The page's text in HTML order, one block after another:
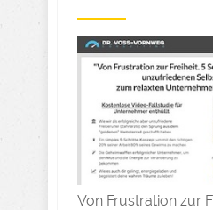
Von Frustration zur